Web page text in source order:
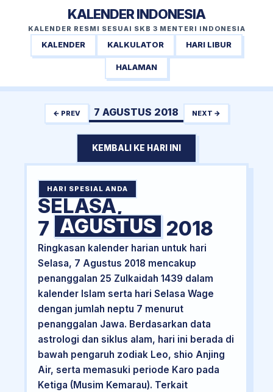
KALENDER INDONESIA
KALENDER RESMI SESUAI SKB 3 MENTERI INDONESIA
KALENDER KALKULATOR HARI LIBUR
HALAMAN
← PREV 7 AGUSTUS 2018 NEXT →
KEMBALI KE HARI INI
HARI SPESIAL ANDA
SELASA,
7 AGUSTUS 2018
Ringkasan kalender harian untuk hari
Selasa, 7 Agustus 2018 mencakup
penanggalan 25 Zulkaidah 1439 dalam
kalender Islam serta hari Selasa Wage
dengan jumlah neptu 7 menurut
penanggalan Jawa. Berdasarkan data
astrologi dan siklus alam, hari ini berada di
bawah pengaruh zodiak Leo, shio Anjing
Air, serta memasuki periode Karo pada
Ketiga (Musim Kemarau). Terkait